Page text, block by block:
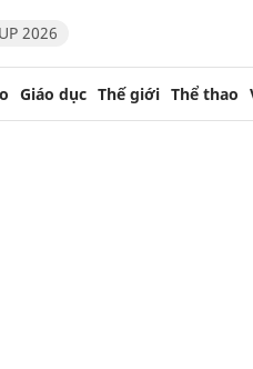
2026
Giáo dục Thế giới Thể thao